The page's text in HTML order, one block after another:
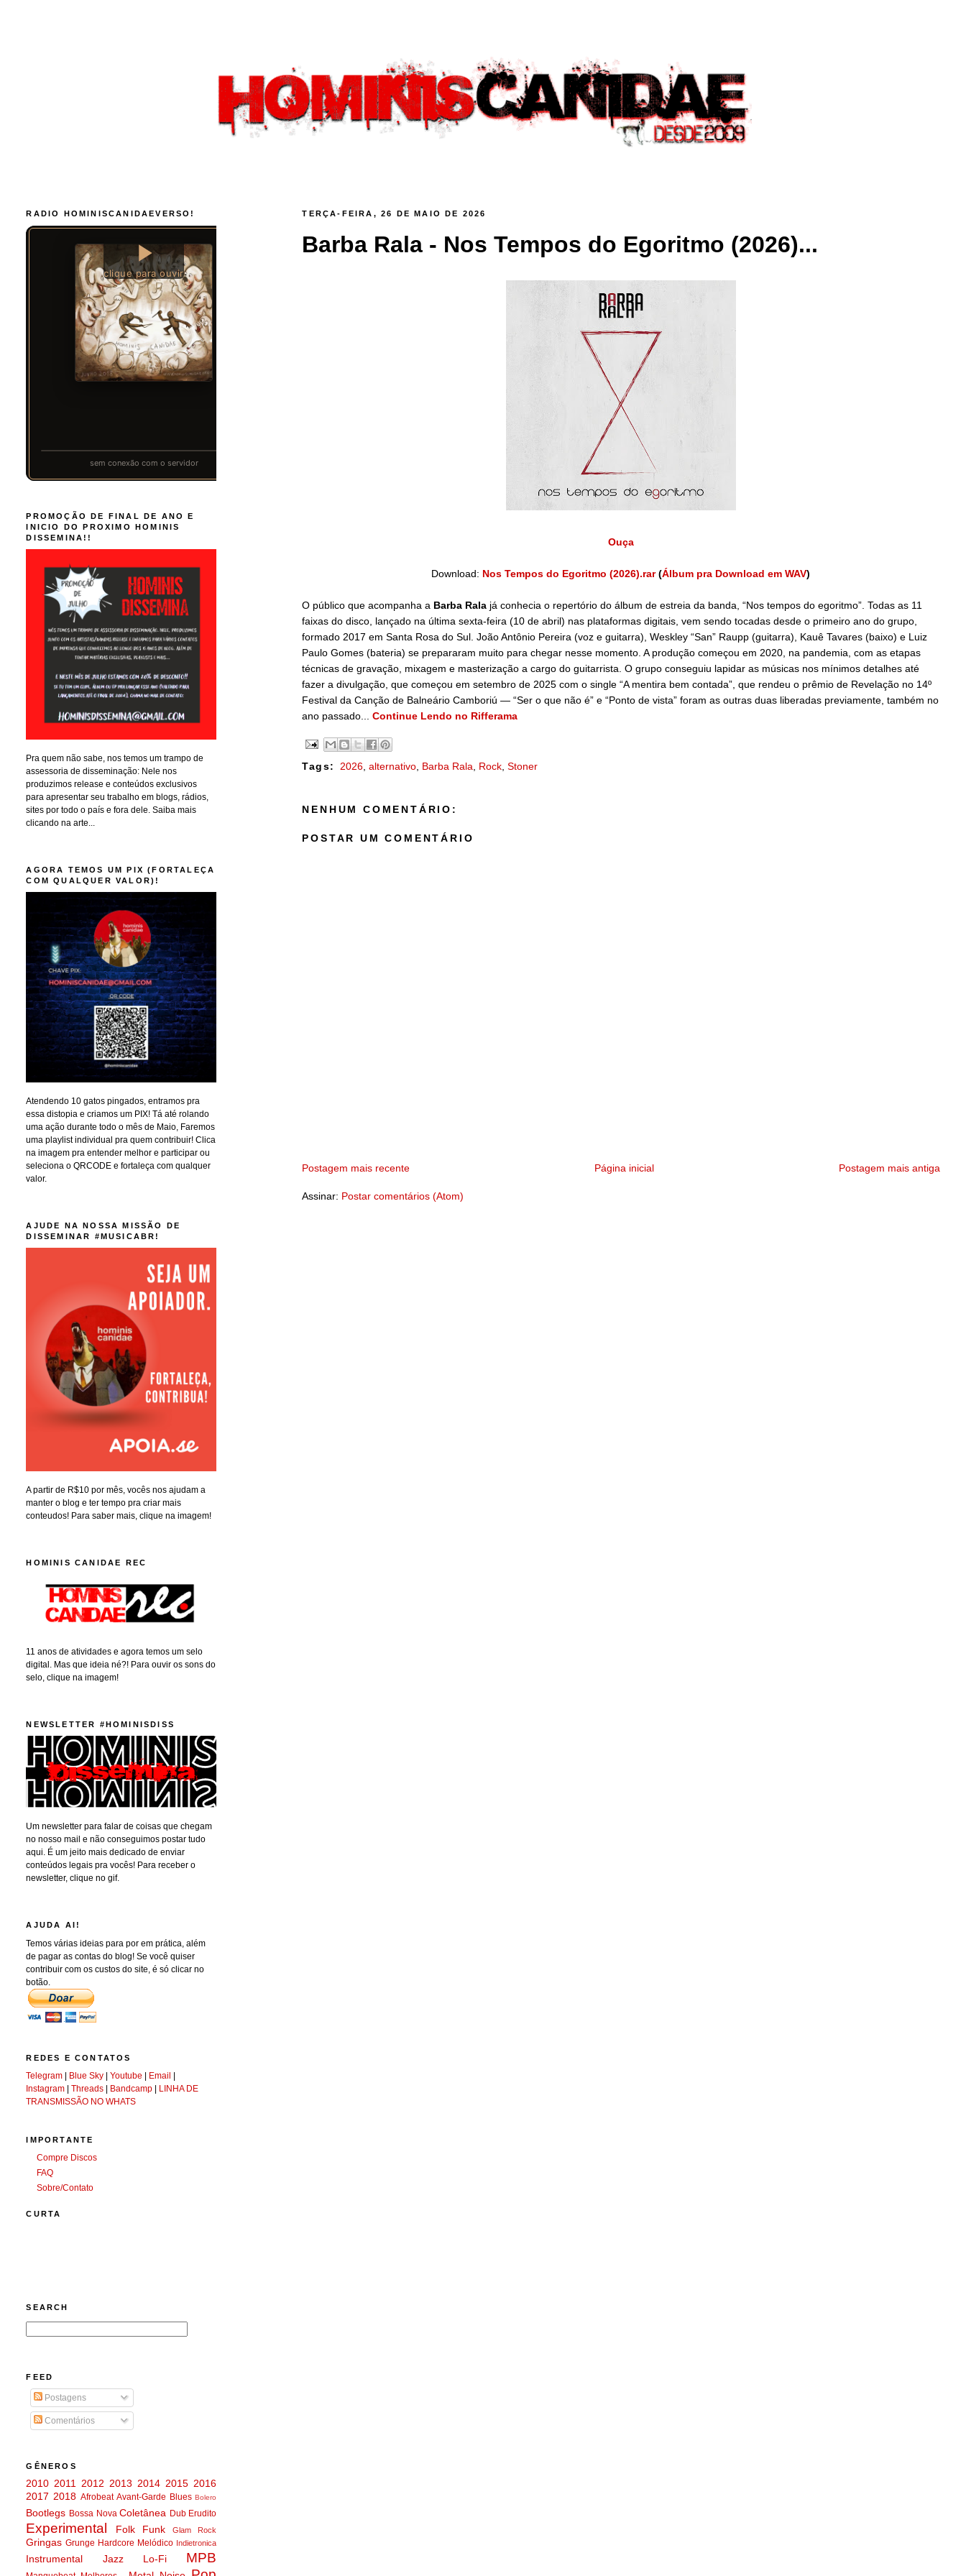
TERÇA-FEIRA, 26 DE MAIO DE 2026
Barba Rala - Nos Tempos do Egoritmo (2026)...
Ouça
Download: Nos Tempos do Egoritmo (2026).rar(Álbum pra Download em WAV)
O público que acompanha a Barba Rala já conhecia o repertório do álbum de estreia da banda, “Nos tempos do egoritmo”. Todas as 11
faixas do disco, lançado na última sexta-feira (10 de abril) nas plataformas digitais, vem sendo tocadas desde o primeiro ano do grupo,
formado 2017 em Santa Rosa do Sul. João Antônio Pereira (voz e guitarra), Weskley “San” Raupp (guitarra), Kauê Tavares (baixo) e Luiz
Paulo Gomes (bateria) se prepararam muito para chegar nesse momento. A produção começou em 2020, na pandemia, com as etapas
técnicas de gravação, mixagem e masterização a cargo do guitarrista. O grupo conseguiu lapidar as músicas nos mínimos detalhes até
fazer a divulgação, que começou em setembro de 2025 com o single “A mentira bem contada”, que rendeu o prêmio de Revelação no 14º
Festival da Canção de Balneário Camboriú — “Ser o que não é” e “Ponto de vista” foram as outras duas liberadas previamente, também no
ano passado... Continue Lendo no Rifferama
Tags: 2026 ,alternativo Barba Rala Rock ,Stoner
NENHUM COMENTÁRIO:
POSTAR UM COMENTÁRIO
Postagem mais recente Postagem mais antiga
Página inicial
Assinar: Postar comentários (Atom)
RADIO HOMINISCANIDAEVERSO!
PROMOÇÃO DE FINAL DE ANO E
INICIO DO PROXIMO HOMINIS
DISSEMINA!!
Pra quem não sabe, nos temos um trampo de
assessoria de disseminação: Nele nos
produzimos release e conteúdos exclusivos
para apresentar seu trabalho em blogs, rádios,
sites por todo o país e fora dele. Saiba mais
clicando na arte...
AGORA TEMOS UM PIX (FORTALEÇA
COM QUALQUER VALOR)!
Atendendo 10 gatos pingados, entramos pra
essa distopia e criamos um PIX! Tá até rolando
uma ação durante todo o mês de Maio, Faremos
uma playlist individual pra quem contribuir! Clica
na imagem pra entender melhor e participar ou
seleciona o QRCODE e fortaleça com qualquer
valor.
AJUDE NA NOSSA MISSÃO DE
DISSEMINAR #MUSICABR!
A partir de R$10 por mês, vocês nos ajudam a
manter o blog e ter tempo pra criar mais
conteudos! Para saber mais, clique na imagem!
HOMINIS CANIDAE REC
11 anos de atividades e agora temos um selo
digital. Mas que ideia né?! Para ouvir os sons do
selo, clique na imagem!
NEWSLETTER #HOMINISDISS
Um newsletter para falar de coisas que chegam
no nosso mail e não conseguimos postar tudo
aqui. É um jeito mais dedicado de enviar
conteúdos legais pra vocês! Para receber o
newsletter, clique no gif.
AJUDA AI!
Temos várias ideias para por em prática, além
de pagar as contas do blog! Se você quiser
contribuir com os custos do site, é só clicar no
botão.
REDES E CONTATOS
Telegram | Blue Sky |Youtube | Email |
Instagram |Threads | Bandcamp | LINHA DE
TRANSMISSÃO NO WHATS
IMPORTANTE
Compre Discos
FAQ
Sobre/Contato
CURTA
SEARCH
FEED
Postagens
Comentários
GÊNEROS
2010 2011 2012 2013 2014 2015 2016
2017 2018 Afrobeat Avant-Garde Blues Bolero
Bootlegs Bossa Nova Coletânea Dub Erudito
Experimental Folk Funk Glam Rock
Gringas Grunge Hardcore Melódico Indietronica
Instrumental Jazz Lo-Fi MPB